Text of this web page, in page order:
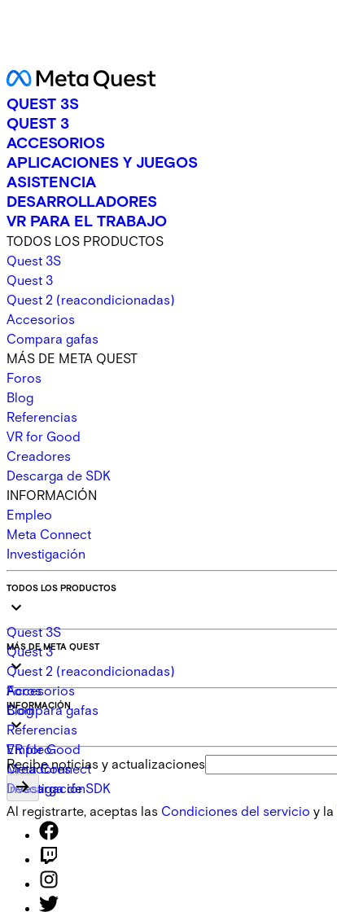
QUEST 3S
QUEST 3
ACCESORIOS
APLICACIONES Y JUEGOS
ASISTENCIA
DESARROLLADORES
VR PARA EL TRABAJO
TODOS LOS PRODUCTOS
Quest 3S
Quest 3
Quest 2 (reacondicionadas)
Accesorios
Compara gafas
MÁS DE META QUEST
Foros
Blog
Referencias
VR for Good
Creadores
Descarga de SDK
INFORMACIÓN
Empleo
Meta Connect
Investigación
TODOS LOS PRODUCTOS
Quest 3S
Quest 3
Quest 2 (reacondicionadas)
Accesorios
Compara gafas
MÁS DE META QUEST
Foros
Blog
Referencias
VR for Good
Creadores
Descarga de SDK
INFORMACIÓN
Empleo
Meta Connect
Investigación
Recibe noticias y actualizaciones
Al registrarte, aceptas las Condiciones del servicio y la